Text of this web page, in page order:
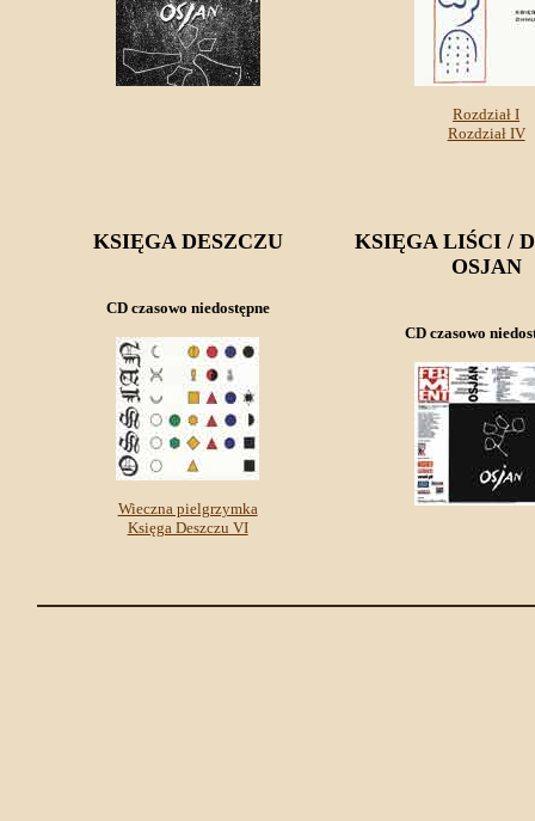
Rozdział I
Rozdział IV
KSIĘGA DESZCZU
CD czasowo niedostępne
Wieczna pielgrzymka
Księga Deszczu VI
KSIĘGA LIŚCI /
OSJAN
CD czasowo